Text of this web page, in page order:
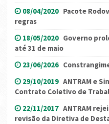
08/04/2020 Pacote
regras
18/05/2020 Governo
até 31 de maio
23/06/2026
29/10/2019 ANTRAM e
Contrato Coletivo de
22/11/2017 ANTRAM
revisão da Diretiva de